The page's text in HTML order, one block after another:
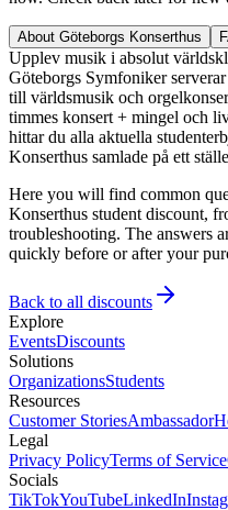
About Göteborgs Konserthus
Upplev musik i absolut
Göteborgs Symfoniker
till världsmusik och
timmes konsert + mingel och
hittar du alla aktuella
Konserthus samlade på ett
Here you will find common
Konserthus student discount,
troubleshooting. The answers
quickly before or after your
Back to all discounts
Explore
EventsDiscounts
Solutions
OrganizationsStudents
Resources
Customer StoriesAmbassador
Legal
Privacy PolicyTerms of Service
Socials
TikTokYouTubeLinkedIn